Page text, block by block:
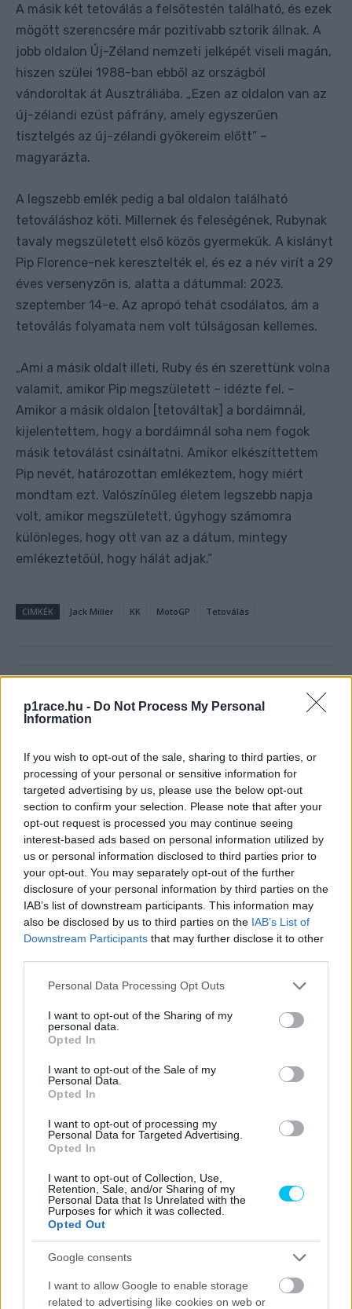
p1race.hu - Do Not Process My Personal
Information
If you wish to opt-out of the sale, sharing to third parties, or
processing of your personal or sensitive information for
targeted advertising by us, please use the below opt-out
section to confirm your selection. Please note that after your
opt-out request is processed you may continue seeing
interest-based ads based on personal information utilized by
us or personal information disclosed to third parties prior to
your opt-out. You may separately opt-out of the further
disclosure of your personal information by third parties on the
IAB’s list of downstream participants. This information may
also be disclosed by us to third parties on the IAB’s List of
Downstream Participants that may further disclose it to other
Please note that this website/app uses one or more Google
not limited to your visit or usage behaviour. You may click to
grant or deny consent to Google and its third-party tags to
use your data for below specified purposes in below Google
consent section.
Personal Data Processing Opt Outs
I want to opt-out of the Sharing of my
personal data.
Opted In
I want to opt-out of the Sale of my
Personal Data.
Opted In
I want to opt-out of processing my
Personal Data for Targeted Advertising.
Opted In
I want to opt-out of Collection, Use,
Retention, Sale, and/or Sharing of my
Personal Data that Is Unrelated with the
Purposes for which it was collected.
Opted Out
Google consents
I want to allow Google to enable storage
related to advertising like cookies on web or
A másik két tetoválás a felsőtestén található, és ezek
mögött szerencsére már pozitívabb sztorik állnak. A
jobb oldalon Új-Zéland nemzeti jelképét viseli magán,
hiszen szülei 1988-ban ebből az országból
vándoroltak át Ausztráliába. „Ezen az oldalon van az
új-zélandi ezüst páfrány, amely egyszerűen
tisztelgés az új-zélandi gyökereim előtt” –
magyarázta.
A legszebb emlék pedig a bal oldalon található
tetováláshoz köti. Millernek és feleségének, Rubynak
tavaly megszületett első közös gyermekük. A kislányt
Pip Florence-nek keresztelték el, és ez a név virít a 29
éves versenyzőn is, alatta a dátummal: 2023.
szeptember 14-e. Az apropó tehát csodálatos, ám a
tetoválás folyamata nem volt túlságosan kellemes.
„Ami a másik oldalt illeti, Ruby és én szerettünk volna
valamit, amikor Pip megszületett – idézte fel. –
Amikor a másik oldalon [tetováltak] a bordáimnál,
kijelentettem, hogy a bordáimnál soha nem fogok
másik tetoválást csináltatni. Amikor elkészíttettem
Pip nevét, határozottan emlékeztem, hogy miért
mondtam ezt. Valószínűleg életem legszebb napja
volt, amikor megszületett, úgyhogy számomra
különleges, hogy ott van az a dátum, mintegy
emlékeztetőül, hogy hálát adjak.”
CIMKÉK Jack Miller KK MotoGP Tetoválás
Előző cikk
A Ducatinál nem szólnak bele
valamit azért kértek a
pilótáiktól
Következő cikk
szerint igen
- Advertisment -